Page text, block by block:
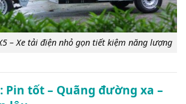
– Xe tải điện nhỏ gọn tiết kiệm năng lượng
Pin tốt – Quãng đường xa –